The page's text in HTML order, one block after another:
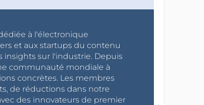
à l'électronique
et aux startups du contenu
insights sur l'industrie. Depuis
communauté mondiale à
concrètes. Les membres
de réductions dans notre
des innovateurs de premier